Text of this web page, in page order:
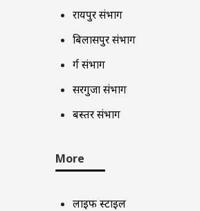
रायपुर संभाग
बिलासपुर संभाग
दुर्ग संभाग
सरगुजा संभाग
बस्तर संभाग
More
लाइफ स्टाइल